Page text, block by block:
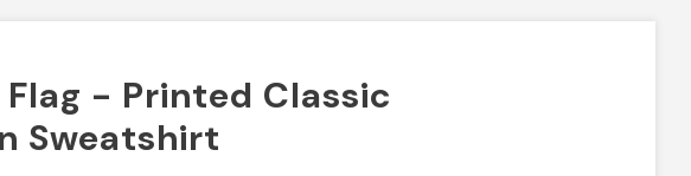
Flag - Printed Classic
Sweatshirt